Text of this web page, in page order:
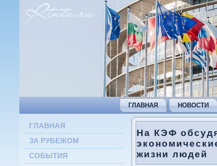
ГЛАВНАЯ НОВОСТИ
ГЛАВНАЯ
ЗА РУБЕЖОМ
СОБЫТИЯ
На КЭФ
жизни людей